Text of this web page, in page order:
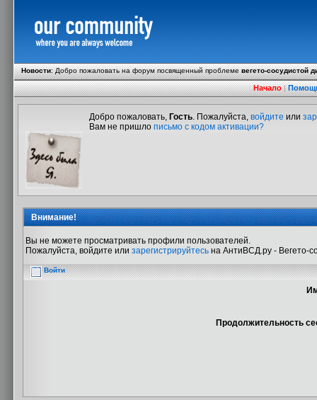
Новости:Добро пожаловать на форум посвященный проблемевегето-сосудистой
Начало|
Добро пожаловать, Гость. Пожалуйста, войдите или
Вам не пришло письмо с кодом активации?
Внимание!
Вы не можете просматривать профили пользователей.
Пожалуйста, войдите или зарегистрируйтесь на АнтиВСД.ру - Вегето-
Войти
Продолжительность